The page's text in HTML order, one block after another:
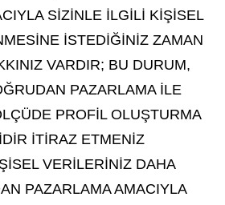
SİZİNLE İLGİLİ KİŞİSEL
İSTEDİĞİNİZ ZAMAN
VARDIR; BU DURUM,
PAZARLAMA İLE
PROFİL OLUŞTURMA
İTİRAZ ETMENİZ
VERİLERİNİZ DAHA
PAZARLAMA AMACIYLA